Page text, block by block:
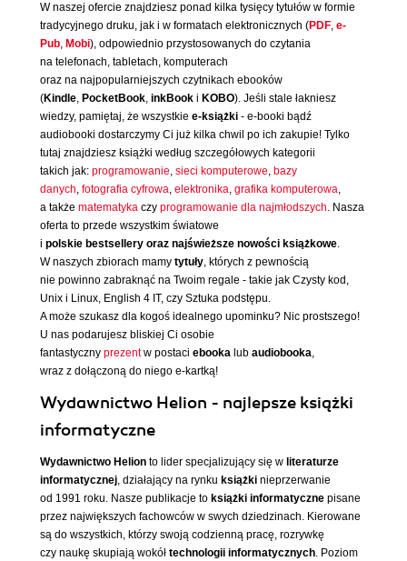
W naszej ofercie znajdziesz ponad kilka tysięcy tytułów w formie
tradycyjnego druku, jak i w formatach elektronicznych (PDF, e-
Pub, Mobi), odpowiednio przystosowanych do czytania
na telefonach, tabletach, komputerach
oraz na najpopularniejszych czytnikach ebooków
(Kindle, PocketBook, inkBook i KOBO). Jeśli stale łakniesz
wiedzy, pamiętaj, że wszystkie e-książki - e-booki bądź
audiobooki dostarczymy Ci już kilka chwil po ich zakupie! Tylko
tutaj znajdziesz książki według szczegółowych kategorii
takich jak: programowanie, sieci komputerowe, bazy
danych, fotografia cyfrowa, elektronika, grafika komputerowa,
a także matematyka czy programowanie dla najmłodszych. Nasza
oferta to przede wszystkim światowe
i polskie bestsellery oraz najświeższe nowości książkowe.
W naszych zbiorach mamy tytuły, których z pewnością
nie powinno zabraknąć na Twoim regale - takie jak Czysty kod,
Unix i Linux, English 4 IT, czy Sztuka podstępu.
A może szukasz dla kogoś idealnego upominku? Nic prostszego!
U nas podarujesz bliskiej Ci osobie
fantastyczny prezentw postaci ebooka lub audiobooka,
wraz z dołączoną do niego e-kartką!
Wydawnictwo Helion - najlepsze książki
informatyczne
Wydawnictwo Helion to lider specjalizujący się w literaturze
informatycznej, działający na rynku książki nieprzerwanie
od 1991 roku. Nasze publikacje to książki informatyczne pisane
przez największych fachowców w swych dziedzinach. Kierowane
są do wszystkich, którzy swoją codzienną pracę, rozrywkę
czy naukę skupiają wokół technologii informatycznych. Poziom